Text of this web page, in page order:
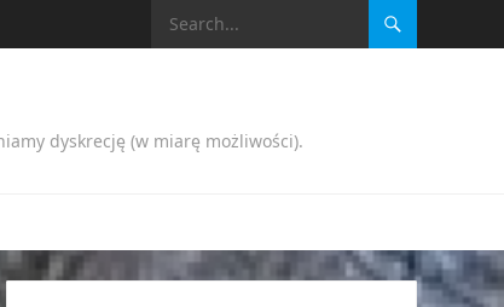
dyskrecję (w miarę możliwości).